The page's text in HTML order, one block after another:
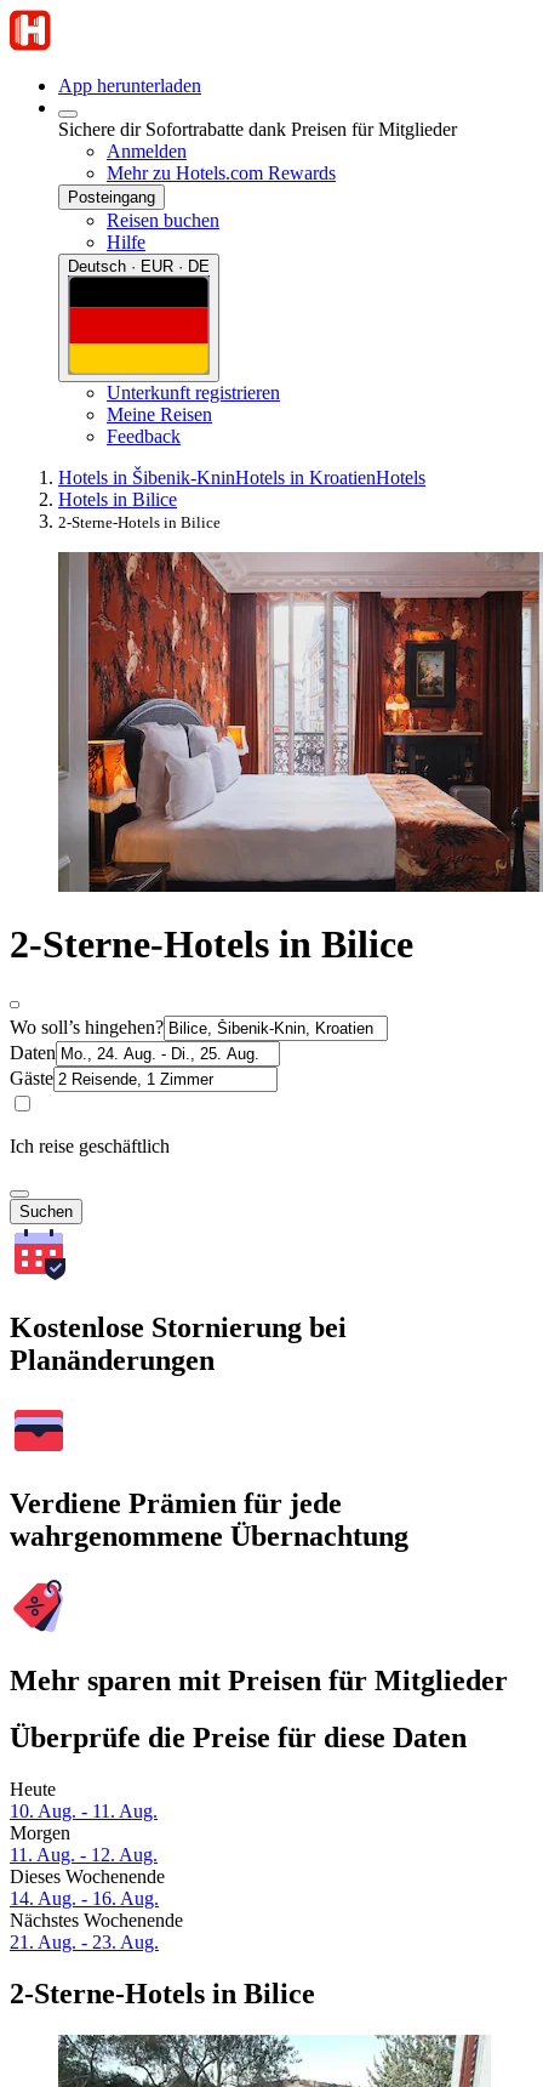
App herunterladen
Sichere dir Sofortrabatte dank Preisen für Mitglieder
Anmelden
Mehr zu Hotels.com Rewards
Posteingang
Reisen buchen
Hilfe
Deutsch · EUR · DE
Unterkunft registrieren
Meine Reisen
Feedback
Hotels in Šibenik-KninHotels in KroatienHotels
Hotels in Bilice
2-Sterne-Hotels in Bilice
2-Sterne-Hotels in Bilice
Wo soll’s hingehen?
Daten
Gäste
Ich reise geschäftlich
Suchen
Kostenlose Stornierung bei
Planänderungen
Verdiene Prämien für jede
wahrgenommene Übernachtung
Mehr sparen mit Preisen für Mitglieder
Überprüfe die Preise für diese Daten
Heute
10. Aug. - 11. Aug.
Morgen
11. Aug. - 12. Aug.
Dieses Wochenende
14. Aug. - 16. Aug.
Nächstes Wochenende
21. Aug. - 23. Aug.
2-Sterne-Hotels in Bilice